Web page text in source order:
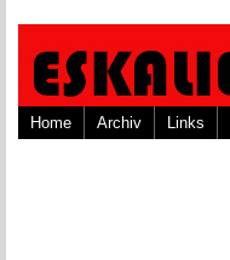
Home Archiv Links